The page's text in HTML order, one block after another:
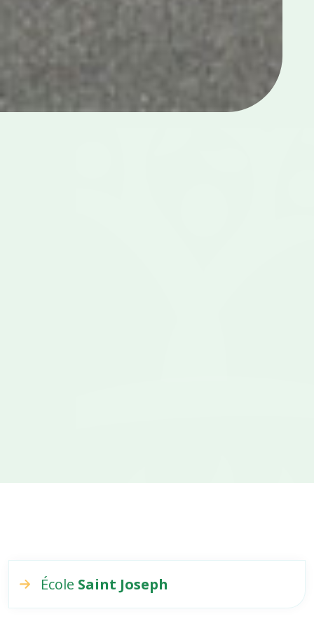
École Saint Joseph